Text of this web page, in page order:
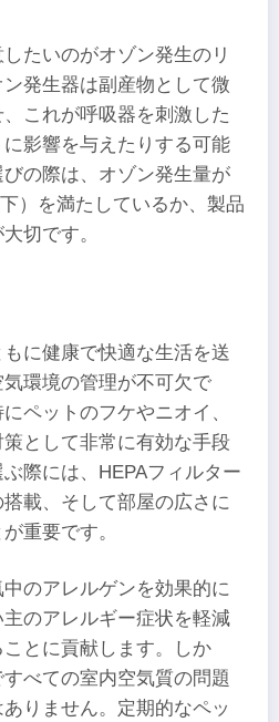
たいのがオゾン発生のリ
発生器は副産物として微
これが呼吸器を刺激した
影響を与えたりする可能
の際は、オゾン発生量が
）を満たしているか、製品
切です。
に健康で快適な生活を送
環境の管理が不可欠で
ペットのフケやニオイ、
として非常に有効な手段
際には、HEPAフィルター
載、そして部屋の広さに
重要です。
のアレルゲンを効果的に
のアレルギー症状を軽減
とに貢献します。しか
べての室内空気質の問題
りません。定期的なペッ